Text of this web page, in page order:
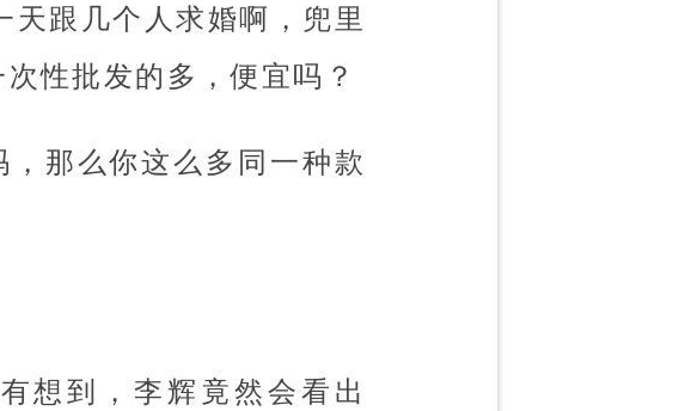
天跟几个人求婚啊，兜里
性批发的多，便宜吗？
那么你这么多同一种款
想到，李辉竟然会看出